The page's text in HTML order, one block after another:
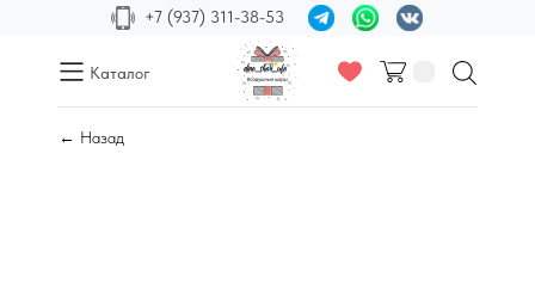
+7 (937) 311-38-53
Каталог
← Назад